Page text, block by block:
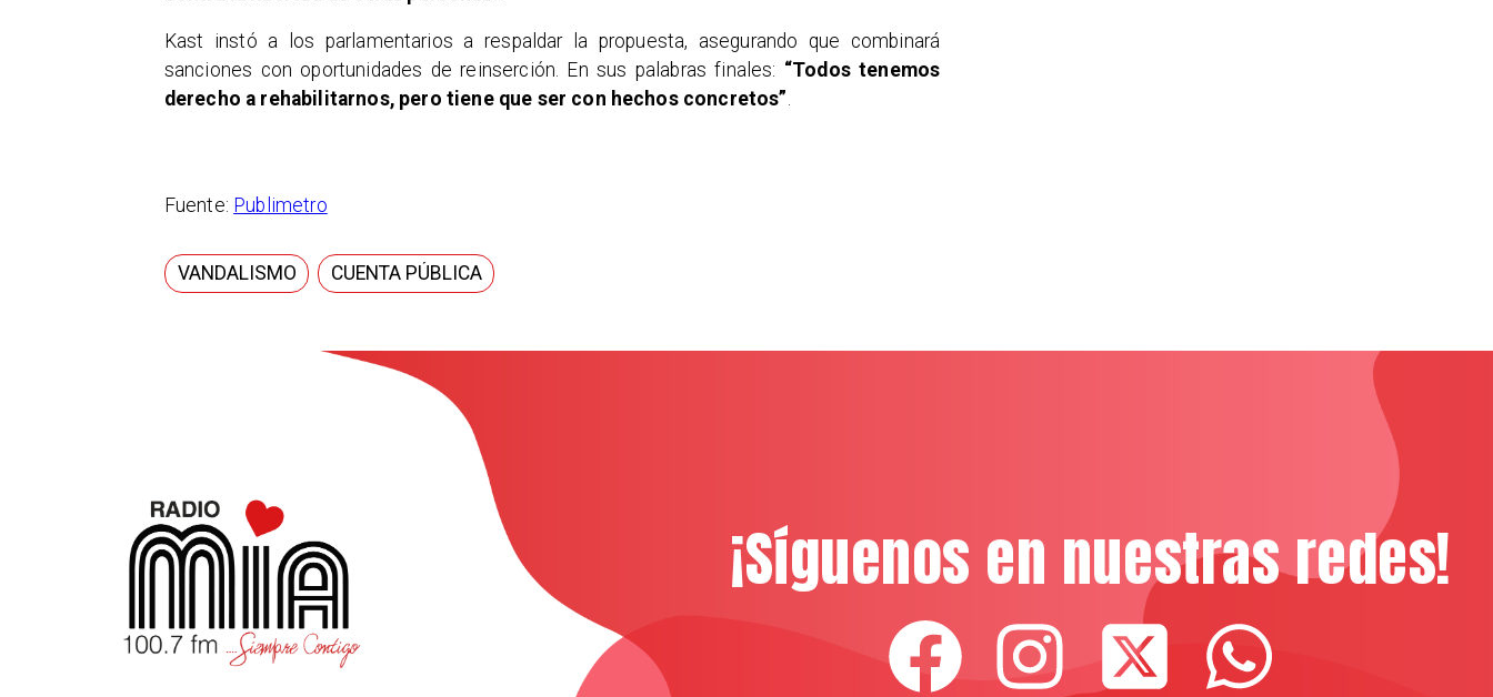
Kast instó a los parlamentarios a respaldar la propuesta, asegurando que combinará
sanciones con oportunidades de reinserción. En sus palabras finales: “Todos tenemos
derecho a rehabilitarnos, pero tiene que ser con hechos concretos”.
Fuente: Publimetro
VANDALISMO CUENTA PÚBLICA
¡Síguenos en nuestras redes!